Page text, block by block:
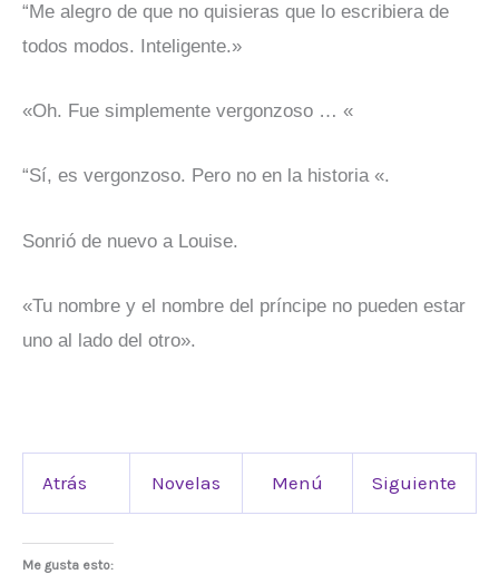
“Me alegro de que no quisieras que lo escribiera de
todos modos. Inteligente.»
«Oh. Fue simplemente vergonzoso … «
“Sí, es vergonzoso. Pero no en la historia «.
Sonrió de nuevo a Louise.
«Tu nombre y el nombre del príncipe no pueden estar
uno al lado del otro».
Atrás Novelas Menú Siguiente
Me gusta esto: